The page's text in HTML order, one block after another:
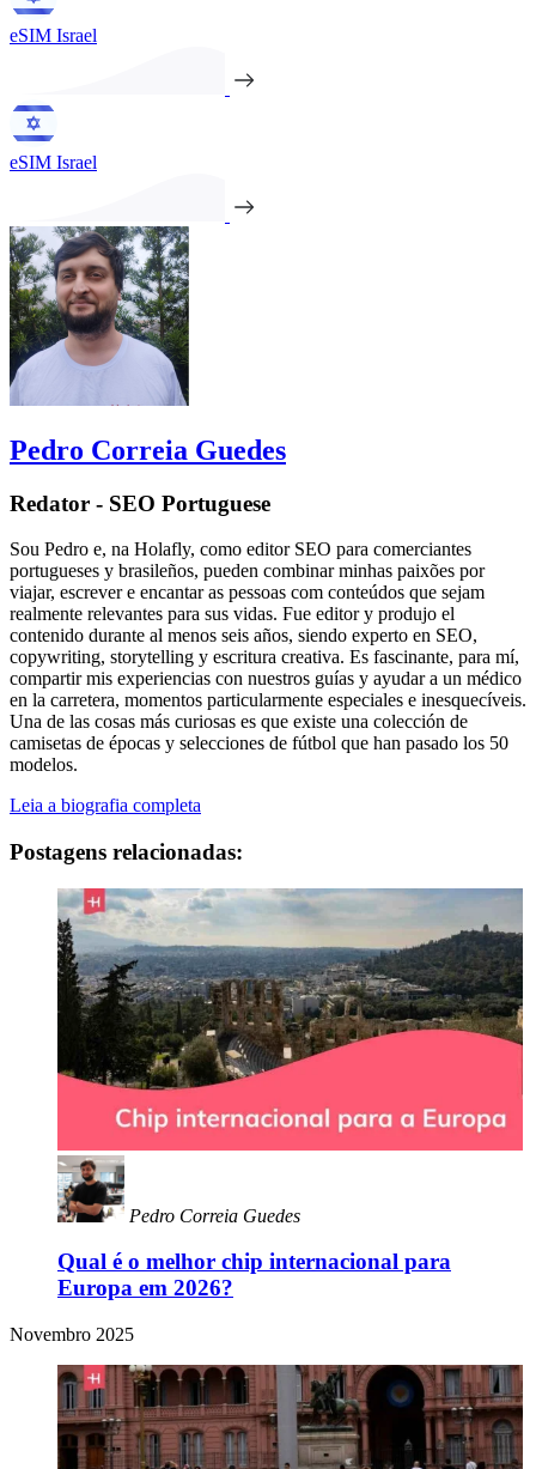
eSIM Israel
eSIM Israel
Pedro Correia Guedes
Redator - SEO Portuguese
Sou Pedro e, na Holafly, como editor SEO para comerciantes
portugueses y brasileños, pueden combinar minhas paixões por
viajar, escrever e encantar as pessoas com conteúdos que sejam
realmente relevantes para sus vidas. Fue editor y produjo el
contenido durante al menos seis años, siendo experto en SEO,
copywriting, storytelling y escritura creativa. Es fascinante, para mí,
compartir mis experiencias con nuestros guías y ayudar a un médico
en la carretera, momentos particularmente especiales e inesquecíveis.
Una de las cosas más curiosas es que existe una colección de
camisetas de épocas y selecciones de fútbol que han pasado los 50
modelos.
Leia a biografia completa
Postagens relacionadas:
Pedro Correia Guedes
Qual é o melhor chip internacional para
Europa em 2026?
Novembro 2025